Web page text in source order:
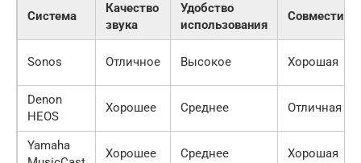
Система
Качество
звука
Удобство
использования
Sonos Отличное Высокое Хорошая
Denon
HEOS
Хорошее Среднее Отличная
Yamaha
Хорошее Среднее Хорошая